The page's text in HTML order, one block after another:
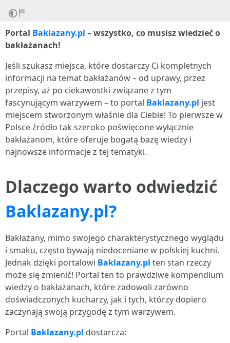
Portal Baklazany.pl – wszystko, co musisz wiedzieć o
bakłażanach!
Jeśli szukasz miejsca, które dostarczy Ci kompletnych
informacji na temat bakłażanów – od uprawy, przez
przepisy, aż po ciekawostki związane z tym
fascynującym warzywem – to portal Baklazany.pl jest
miejscem stworzonym właśnie dla Ciebie! To pierwsze w
Polsce źródło tak szeroko poświęcone wyłącznie
bakłażanom, które oferuje bogatą bazę wiedzy i
najnowsze informacje z tej tematyki.
Dlaczego warto odwiedzić
Baklazany.pl?
Bakłażany, mimo swojego charakterystycznego wyglądu
i smaku, często bywają niedoceniane w polskiej kuchni.
Jednak dzięki portalowi Baklazany.pl ten stan rzeczy
może się zmienić! Portal ten to prawdziwe kompendium
wiedzy o bakłażanach, które zadowoli zarówno
doświadczonych kucharzy, jak i tych, którzy dopiero
zaczynają swoją przygodę z tym warzywem.
Portal Baklazany.pl dostarcza: